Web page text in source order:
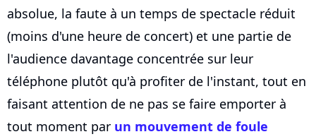
absolue, la faute à un temps de spectacle réduit
(moins d'une heure de concert) et une partie de
l'audience davantage concentrée sur leur
téléphone plutôt qu'à profiter de l'instant, tout en
faisant attention de ne pas se faire emporter à
tout moment par un mouvement de foule